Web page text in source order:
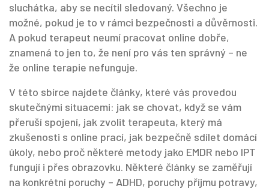
sluchátka, aby se necítil sledovaný. Všechno je
možné, pokud je to v rámci bezpečnosti a důvěrnosti.
A pokud terapeut neumí pracovat online dobře,
znamená to jen to, že není pro vás ten správný – ne
že online terapie nefunguje.
V této sbírce najdete články, které vás provedou
skutečnými situacemi: jak se chovat, když se vám
přeruší spojení, jak zvolit terapeuta, který má
zkušenosti s online prací, jak bezpečně sdílet domácí
úkoly, nebo proč některé metody jako EMDR nebo IPT
fungují i přes obrazovku. Některé články se zaměřují
na konkrétní poruchy – ADHD, poruchy příjmu potravy,